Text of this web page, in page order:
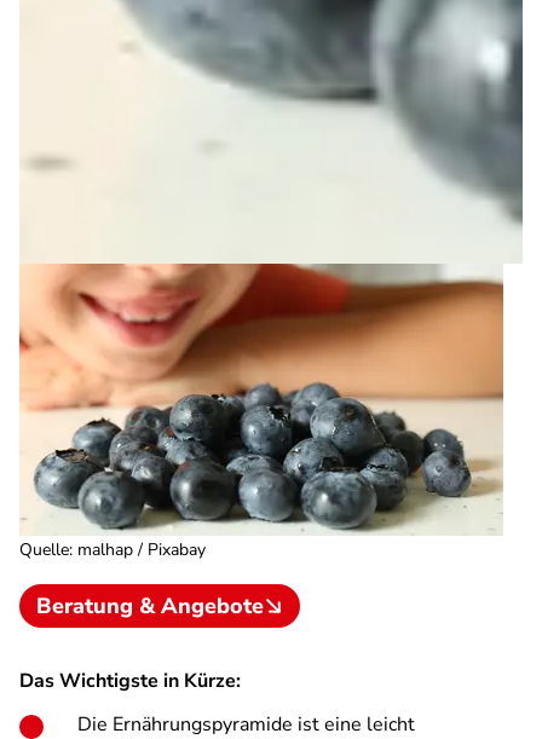
Quelle: malhap / Pixabay
Beratung & Angebote
Das Wichtigste in Kürze:
Die Ernährungspyramide ist eine leicht